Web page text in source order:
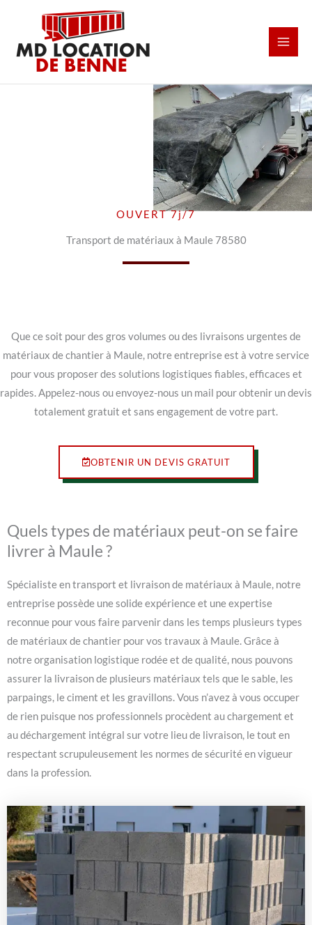
contenu
OUVERT 7j/7
Transport de matériaux à Maule 78580
Que ce soit pour des gros volumes ou des livraisons urgentes de
matériaux de chantier à Maule, notre entreprise est à votre service
pour vous proposer des solutions logistiques fiables, efficaces et
rapides. Appelez-nous ou envoyez-nous un mail pour obtenir un devis
totalement gratuit et sans engagement de votre part.
OBTENIR UN DEVIS GRATUIT
Quels types de matériaux peut-on se faire
livrer à Maule ?
Spécialiste en transport et livraison de matériaux à Maule, notre
entreprise possède une solide expérience et une expertise
reconnue pour vous faire parvenir dans les temps plusieurs types
de matériaux de chantier pour vos travaux à Maule. Grâce à
notre organisation logistique rodée et de qualité, nous pouvons
assurer la livraison de plusieurs matériaux tels que le sable, les
parpaings, le ciment et les gravillons. Vous n’avez à vous occuper
de rien puisque nos professionnels procèdent au chargement et
au déchargement intégral sur votre lieu de livraison, le tout en
respectant scrupuleusement les normes de sécurité en vigueur
dans la profession.